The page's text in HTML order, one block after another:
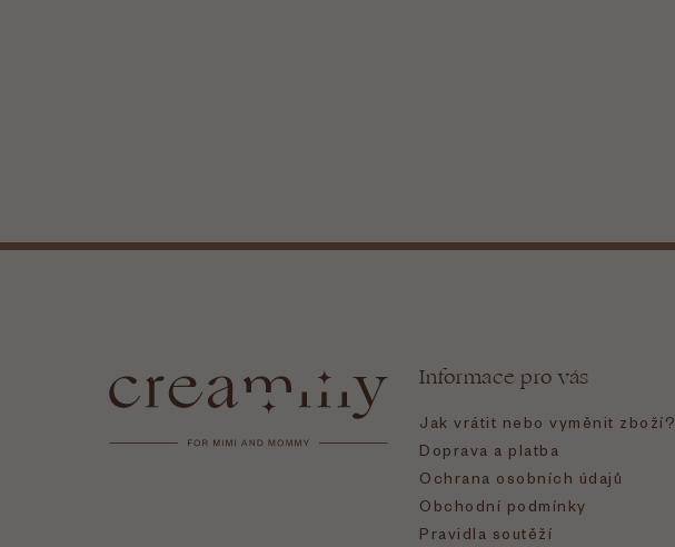
Informace pro vás
Jak vrátit nebo vyměnit zboží?
Doprava a platba
Ochrana osobních údajů
Obchodní podmínky
Pravidla soutěží